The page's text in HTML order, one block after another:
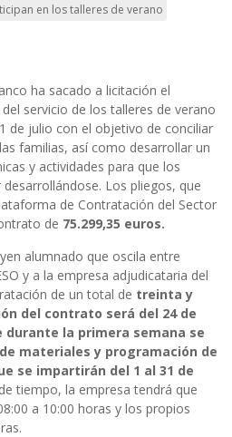
en los talleres de verano
ha sacado a licitación el
servicio de los talleres de verano
de julio con el objetivo de conciliar
familias, así como desarrollar un
y actividades para que los
Los pliegos, que
de Contratación del Sector
de 75.299,35 euros.
alumnado que oscila entre
y a la empresa adjudicataria del
de un total de treinta y
del contrato será del 24 de
durante la primera semana se
materiales y programación de
se impartirán del 1 al 31 de
tiempo, la empresa tendrá que
a 10:00 horas y los propios